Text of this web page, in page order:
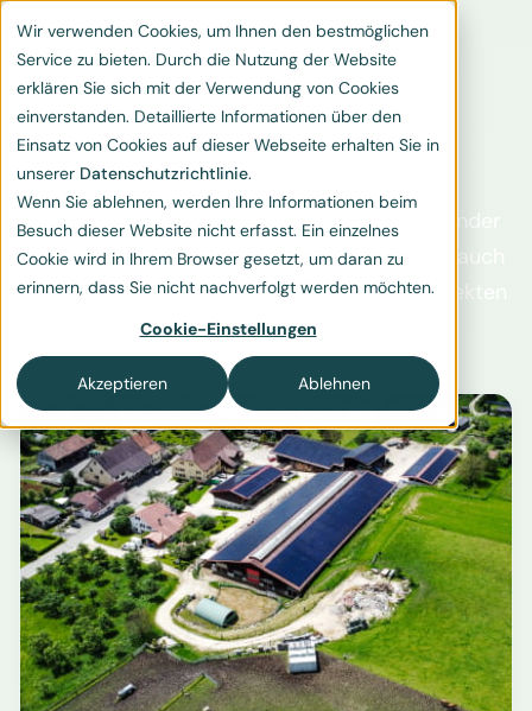
Wir verwenden Cookies, um Ihnen den bestmöglichen
Service zu bieten. Durch die Nutzung der Website
erklären Sie sich mit der Verwendung von Cookies
einverstanden. Detaillierte Informationen über den
Einsatz von Cookies auf dieser Webseite erhalten Sie in
unserer Datenschutzrichtlinie.
Wenn Sie ablehnen, werden Ihre Informationen beim
Besuch dieser Website nicht erfasst. Ein einzelnes
Cookie wird in Ihrem Browser gesetzt, um daran zu
erinnern, dass Sie nicht nachverfolgt werden möchten.
Cookie-Einstellungen
Akzeptieren Ablehnen
Klimaschutzprojekte
Wir unterstützen Sie bei der Auswahl passender
Klimaschutzprojekte. Gern stellen wir Ihnen auch
ein individuelles Portfolio aus mehreren Projekten
zusammen.